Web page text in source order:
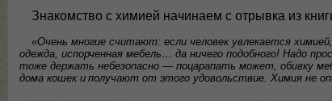
Знакомство с химией начинаем с отрывка из
«Очень многие считают: если человек увлекается
одежда, испорченная мебель… да ничего подобного! Надо
тоже держать небезопасно — поцарапать может, обивку
дома кошек и получают от этого удовольствие. Химия не